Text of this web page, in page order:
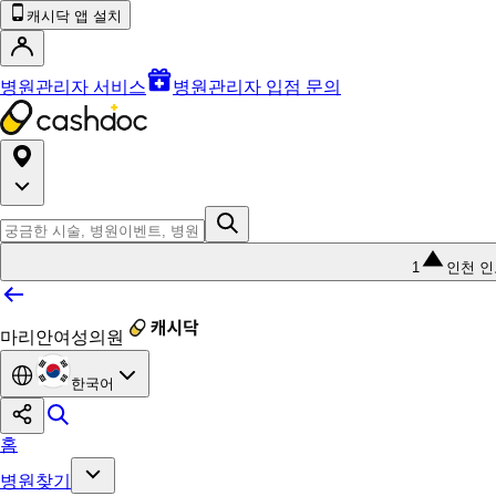
캐시닥 앱 설치
병원관리자 서비스 병원관리자 입점 문의
1 인천
마리안여성의원
한국어
홈
병원찾기